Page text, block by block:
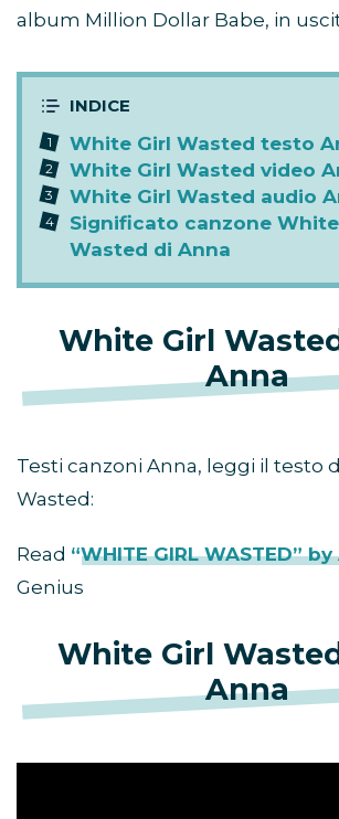
album Million Dollar Babe, in
White Girl Wasted testo
White Girl Wasted video
White Girl Wasted audio
Significato canzone
Wasted di Anna
White Girl
Anna
Testi canzoni Anna, leggi il testo
Wasted:
Read “WHITE GIRL WASTED” by
Genius
White Girl
Anna